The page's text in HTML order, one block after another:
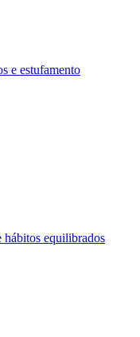
e estufamento
hábitos equilibrados